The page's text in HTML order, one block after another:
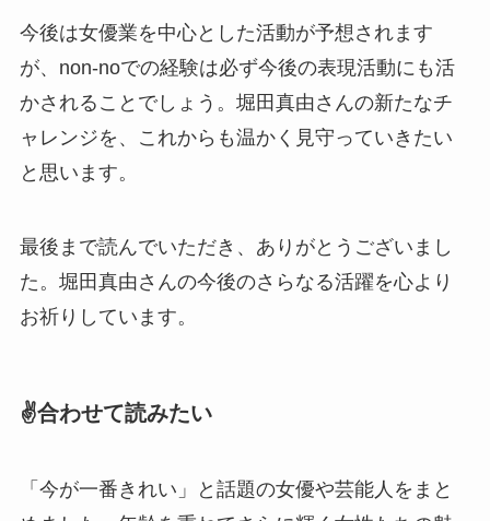
今後は女優業を中心とした活動が予想されます
が、non-noでの経験は必ず今後の表現活動にも活
かされることでしょう。堀田真由さんの新たなチ
ャレンジを、これからも温かく見守っていきたい
と思います。
最後まで読んでいただき、ありがとうございまし
た。堀田真由さんの今後のさらなる活躍を心より
お祈りしています。
✌️合わせて読みたい
「今が一番きれい」と話題の女優や芸能人をまと